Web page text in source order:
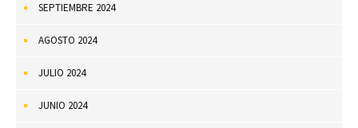
SEPTIEMBRE 2024
AGOSTO 2024
JULIO 2024
JUNIO 2024